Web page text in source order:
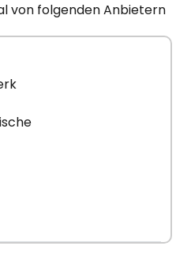
von folgenden Anbietern